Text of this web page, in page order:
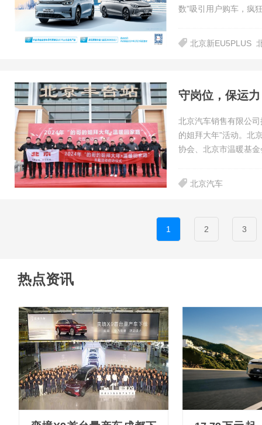
数”吸引用户购车，疯
北京新EU5PLUS
北京汽车销售有限公
的姐拜大年”活动。北
协会、北京市温暖基
北京汽车
1 2 3
热点资讯